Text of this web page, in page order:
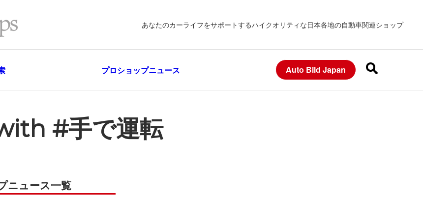
あなたのカーライフをサポートするハイクオリティな日本各地の自動車関連ショップ
プロショップニュース Auto Bild Japan
#手で運転
ニュース一覧